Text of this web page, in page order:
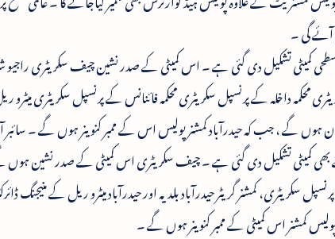
گی ۔
کمیٹی تشکیل دی گئی ہے ۔ اس کمیٹی کے صدر نشین چیف سکریٹری راجیو
داخلہ کے پرنسپل سکریٹری محکمہ فائنانس کے پرنسپل سکریٹری میٹرو
ہوں گے ، جب کہ حیدرآباد کمشنر پولیس اس کے ممبر کنوینر ہوں گے ۔ سائبر
کمیٹی تشکیل دی گئی ہے ۔ چیف سکریٹری اس کمیٹی کے صدر نشین ہوں
کمشنر گریٹر حیدرآباد بلدیہ اور حیدرآباد میٹرو ریل کے منیجنگ
کمشنر اس کمیٹی کے ممبر کنوینر ہوں گے ۔